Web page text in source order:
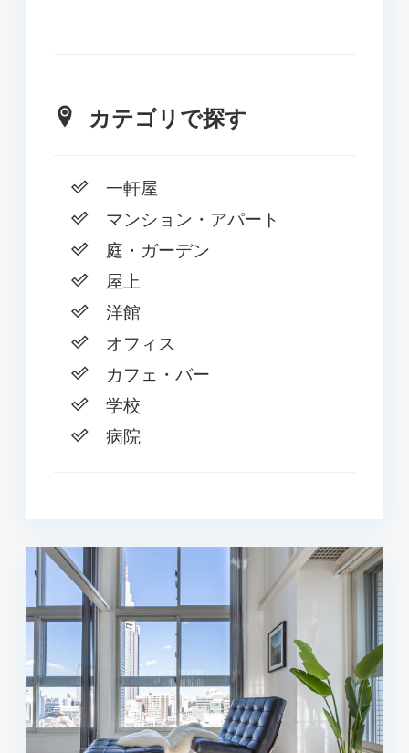
カテゴリで探す
一軒屋
マンション・アパート
庭・ガーデン
屋上
洋館
オフィス
カフェ・バー
学校
病院